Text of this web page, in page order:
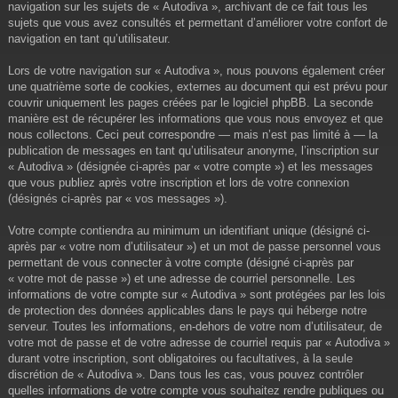
navigation sur les sujets de « Autodiva », archivant de ce fait tous les
sujets que vous avez consultés et permettant d’améliorer votre confort de
navigation en tant qu’utilisateur.
Lors de votre navigation sur « Autodiva », nous pouvons également créer
une quatrième sorte de cookies, externes au document qui est prévu pour
couvrir uniquement les pages créées par le logiciel phpBB. La seconde
manière est de récupérer les informations que vous nous envoyez et que
nous collectons. Ceci peut correspondre — mais n’est pas limité à — la
publication de messages en tant qu’utilisateur anonyme, l’inscription sur
« Autodiva » (désignée ci-après par « votre compte ») et les messages
que vous publiez après votre inscription et lors de votre connexion
(désignés ci-après par « vos messages »).
Votre compte contiendra au minimum un identifiant unique (désigné ci-
après par « votre nom d’utilisateur ») et un mot de passe personnel vous
permettant de vous connecter à votre compte (désigné ci-après par
« votre mot de passe ») et une adresse de courriel personnelle. Les
informations de votre compte sur « Autodiva » sont protégées par les lois
de protection des données applicables dans le pays qui héberge notre
serveur. Toutes les informations, en-dehors de votre nom d’utilisateur, de
votre mot de passe et de votre adresse de courriel requis par « Autodiva »
durant votre inscription, sont obligatoires ou facultatives, à la seule
discrétion de « Autodiva ». Dans tous les cas, vous pouvez contrôler
quelles informations de votre compte vous souhaitez rendre publiques ou